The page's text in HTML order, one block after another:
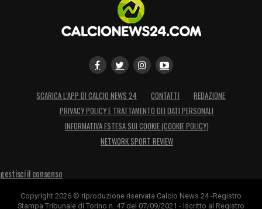
SCARICA L’APP DI CALCIO NEWS 24 CONTATTI
REDAZIONE
PRIVACY POLICY E TRATTAMENTO DEI DATI PERSONALI
INFORMATIVA ESTESA SUI COOKIE (COOKIE POLICY)
NETWORK SPORT REVIEW
gestisci il consenso
Copyright 2026 © riproduzione riservata Calcio News 24 -Registro
Stampa Tribunale di Torino n. 47 del 07/09/2021 - Iscritto al Registro